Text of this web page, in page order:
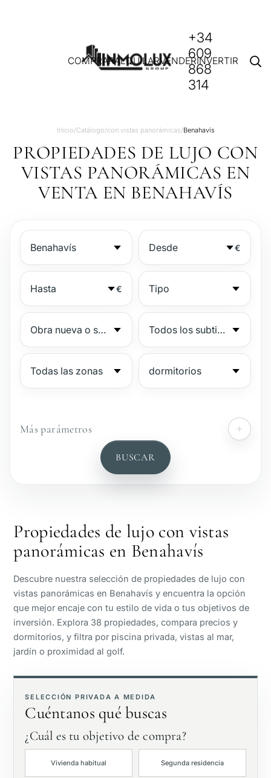
COMPRARALQUILARVENDERINVERTIR
+34
609
868
314
Inicio/Catálogo/con vistas panorámicas/Benahavís
PROPIEDADES DE LUJO CON
VISTAS PANORÁMICAS EN
VENTA EN BENAHAVÍS
€
€
№
Vista al mar
Vista panorámica
Vista al campo de golf
Jardín privado
Con ascensor
Primera línea de golf
Exclusivas
Más parámetros
BUSCAR
Propiedades de lujo con vistas
panorámicas en Benahavís
Descubre nuestra selección de propiedades de lujo con
vistas panorámicas en Benahavís y encuentra la opción
que mejor encaje con tu estilo de vida o tus objetivos de
inversión. Explora 38 propiedades, compara precios y
dormitorios, y filtra por piscina privada, vistas al mar,
jardín o proximidad al golf.
SELECCIÓN PRIVADA A MEDIDA
Cuéntanos qué buscas
¿Cuál es tu objetivo de compra?
Vivienda habitual Segunda residencia